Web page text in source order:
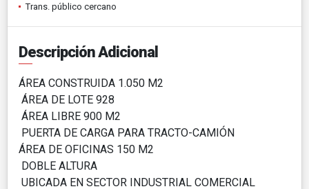
Trans. público cercano
Descripción Adicional
ÁREA CONSTRUIDA 1.050 M2
ÁREA DE LOTE 928
ÁREA LIBRE 900 M2
PUERTA DE CARGA PARA TRACTO-CAMIÓN
ÁREA DE OFICINAS 150 M2
DOBLE ALTURA
UBICADA EN SECTOR INDUSTRIAL COMERCIAL